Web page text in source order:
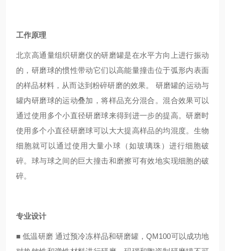
工作原理
北京高通量组织研磨仪的研磨罐是在水平方向上进行振动
的，研磨球的惯性带动它们以高能量撞击位于弧形内表面
的样品材料，从而达到粉碎研磨的效果。 研磨罐的运动与
罐内研磨球的运动叠加，将样品充分混合。混合效果可以
通过使用多个小直径研磨球来得到进一步的提高。研磨时
使用多个小直径研磨球可以大大提高样品的均混度。生物
细胞就可以通过使用大量小球（如玻璃珠）进行细胞破
碎。球与球之间的巨大撞击和磨擦可有效地实现细胞的破
碎。
专业设计
■低温研磨 通过预冷冻样品和研磨罐，QM100可以成功地